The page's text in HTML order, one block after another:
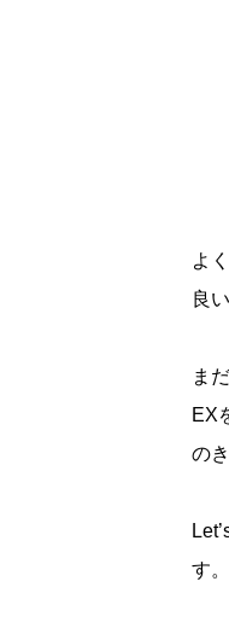
よ
良
ま
EX
の
す。